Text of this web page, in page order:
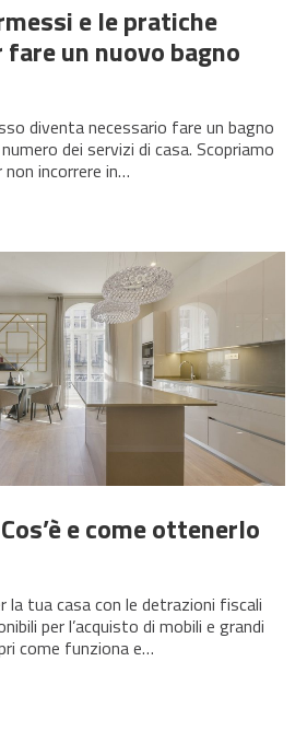
e le pratiche
un nuovo bagno
diventa necessario fare un bagno
dei servizi di casa. Scopriamo
incorrere in…
e come ottenerlo
la tua casa con le detrazioni fiscali
per l’acquisto di mobili e grandi
come funziona e…